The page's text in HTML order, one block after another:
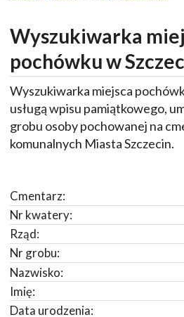
Wyszukiwarka
pochówku w
Wyszukiwarka miejsca
usługą wpisu pamiątkowego,
grobu osoby pochowanej na
komunalnych Miasta Szczecin.
Cmentarz:
Nr kwatery:
Rząd:
Nr grobu:
Nazwisko:
Imię:
Data urodzenia: